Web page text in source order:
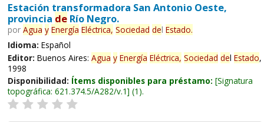
Estación transformadora San Antonio Oeste,
provincia deRío Negro.
por Agua y Energía Eléctrica, Sociedad del Estado.
Idioma: Español
Editor: Buenos Aires: Agua y Energía Eléctrica, Sociedad del Estado,
1998
Disponibilidad: Ítems disponibles para préstamo: Signatura
topográfica: 621.374.5/A282/v.1 (1).